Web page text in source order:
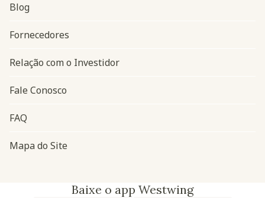
Navegação do rodapé
Blog
Fornecedores
Relação com o Investidor
Fale Conosco
FAQ
Mapa do Site
Baixe o app Westwing